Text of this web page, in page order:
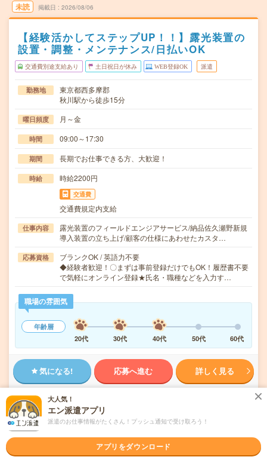
未読 掲載日 2026/08/06
【経験活かしてステップUP！！】露光装置の
設置・調整・メンテナンス/日払いOK
交通費別途支給あり 土日祝日が休み WEB登録OK 派遣
勤務地
東京都西多摩郡
秋川駅から徒歩15分
曜日頻度 月～金
時間 09:00～17:30
期間 長期でお仕事できる方、大歓迎！
時給 時給2200円
交通費
交通費規定内支給
仕事内容
露光装置のフィールドエンジアサービス/納品佐久瀬野新規
導入装置の立ち上げ/顧客の仕様にあわせたカスタ…
応募資格
ブランクOK / 英語力不要
◆経験者歓迎！〇まずは事前登録だけでもOK！履歴書不要
で気軽にオンライン登録★氏名・職種などを入力す…
職場の雰囲気
年齢層
20代
30代 40代 50代 60代
気になる! 応募へ進む 詳しく見る
派遣会社
未読 掲載日 2026/08/06
時給1900円＊週3～5【時短もOK】人材サー
大人気！
エン派遣アプリ
派遣のお仕事情報がたくさん！プッシュ通知で受け取ろう！
アプリをダウンロード